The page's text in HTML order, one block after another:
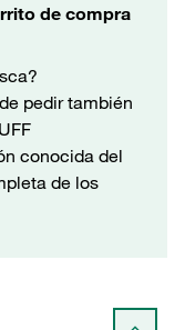
de compra
pedir también
conocida del
de los